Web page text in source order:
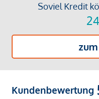
Soviel Kredit
Kundenbewertung